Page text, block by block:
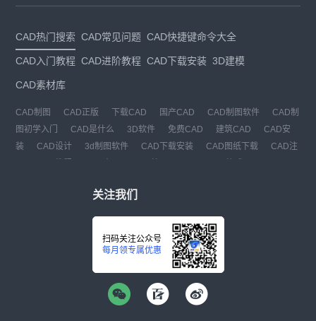
CAD热门搜索 CAD常见问题 CAD快捷键命令大全
CAD入门教程 CAD进阶教程 CAD下载安装 3D建模
CAD素材库
CAD制图 CAD正版 下载CAD 国产CAD CAD制图软件
CAD制
图初学入门
CAD是什么 3D软件 免费CAD 建筑CAD
CAD安
装
CAD设计 3d制图软件 CAD下载安装 CAD图纸下载
CAD注
关注我们
扫码关注公众号
每月领专属优惠